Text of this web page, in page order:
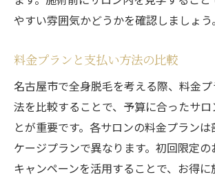
やすい雰囲気かどうかを確認しましょう。
料金プランと支払い方法の比較
名古屋市で全身脱毛を考える際、料金
法を比較することで、予算に合ったサ
とが重要です。各サロンの料金プラン
ケージプランで異なります。初回限定の
キャンペーンを活用することで、お得に